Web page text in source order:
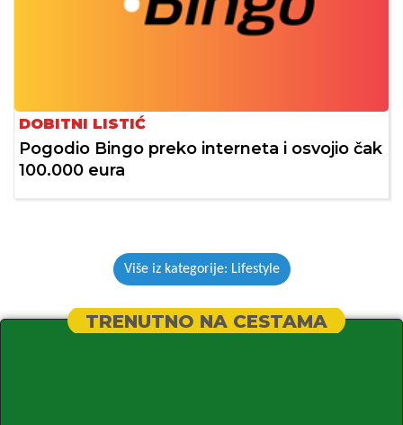
DOBITNI LISTIĆ
Pogodio Bingo preko interneta i osvojio čak
100.000 eura
Više iz kategorije: Lifestyle
TRENUTNO NA CESTAMA